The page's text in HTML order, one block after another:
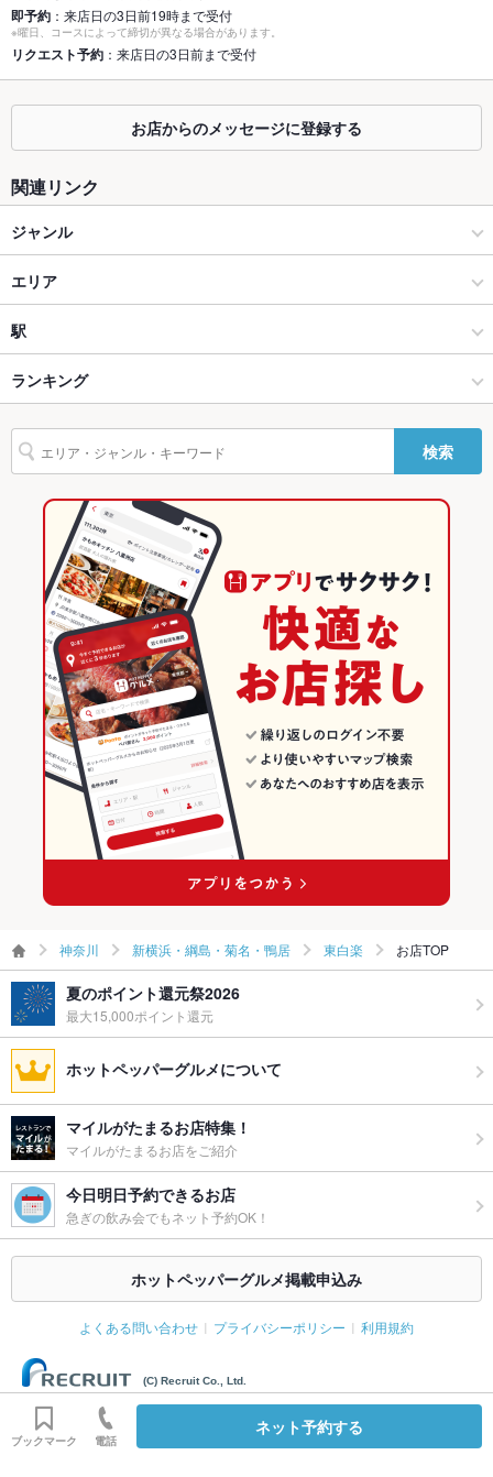
座敷 なし
掘りごたつ なし
カウンター あり
ソファー なし
テラス席
貸切
設備
Wi-Fi
ー
駐車場 なし
英語メニュ
あり
その他設備 －
その他
飲み放題 あり
食べ放題 なし
お子様連れ お子様連れOK
ウェディン
グパーティ
ー二次会
ご相談ください
あり
テラス席にリードフック用意あり
即予約 ：来店日の3日前19時まで受付
※曜日、コースによって締切が異なる場合があります。
リクエスト予約 ：来店日の3日前まで受付
お店からのメッセージに登録する
関連リンク
ジャンル
カフェ・スイーツ
カフェ
新横浜・綱島・菊名・鴨居 × カフェ・スイーツ
新横浜・綱島・菊名・鴨居 × カフェ
東白楽駅 × カフェ・スイーツ
東白楽駅 × カフェ
エリア
東白楽
東白楽 × カフェ・スイーツ
東白楽 × カフェ
神奈川
神奈川 × カフェ・スイーツ
神奈川 × カフェ
駅
東白楽駅
ランキング
神奈川のグルメランキング
神奈川のカフェ・スイーツランキング
新横浜・綱島・菊名・鴨居のグルメランキング
東白楽のグルメランキング
検索
神奈川 新横浜・綱島・菊名・鴨居 東白楽 お店TOP
夏のポイント還元祭2026
最大15,000ポイント還元
ホットペッパーグルメについて
マイルがたまるお店特集！
マイルがたまるお店をご紹介
今日明日予約できるお店
急ぎの飲み会でもネット予約OK！
ホットペッパーグルメ掲載申込み
よくある問い合わせ プライバシーポリシー 利用規約
(C) Recruit Co., Ltd.
ブックマーク 電話
ネット予約する